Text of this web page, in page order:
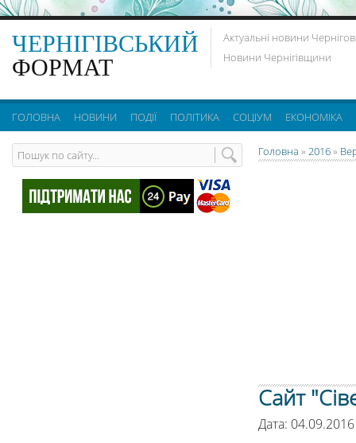
ЧЕРНІГІВСЬКИЙ
ФОРМАТ
Актуальні новини
Новини Чернігівщини
ГОЛОВНА НОВИНИ ПОДІЇ ПОЛІТИКА СОЦІУМ ЕКОНОМІКА
Головна » 2016»
Сайт
Дата: